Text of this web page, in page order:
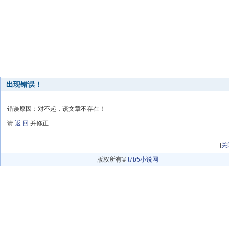
出现错误！
错误原因：对不起，该文章不存在！
请 返 回 并修正
[关
版权所有© t7b5小说网